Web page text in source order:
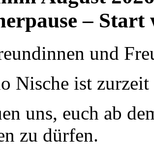
– Start
und
Nische ist zurzeit
uns, euch ab
zu dürfen.